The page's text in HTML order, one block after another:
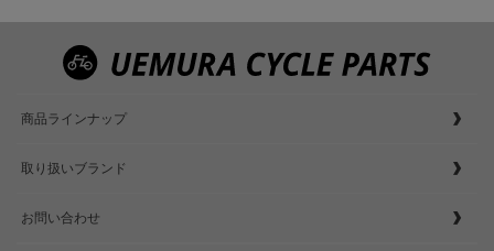
商品ラインナップ
取り扱いブランド
お問い合わせ